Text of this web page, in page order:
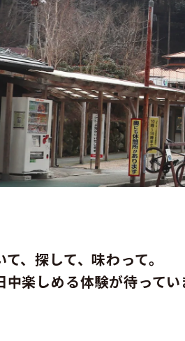
て、探して、味わって。
中楽しめる体験が待ってい